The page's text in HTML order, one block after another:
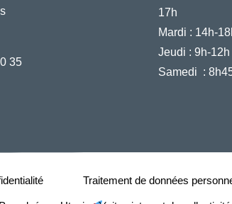
35
17h
Mardi : 14h-
Jeudi : 9h-12h
Samedi :
Traitement de données